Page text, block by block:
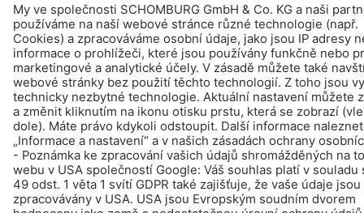
© Schomburg.Tiráž| Ochraně dat
Design & realizace +| LOUIS INTERNET